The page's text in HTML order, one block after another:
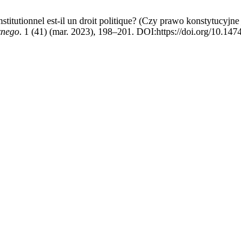
est-il un droit politique? (Czy prawo
. 1 (41) (mar. 2023), 198–201. DOI:https://doi.org/